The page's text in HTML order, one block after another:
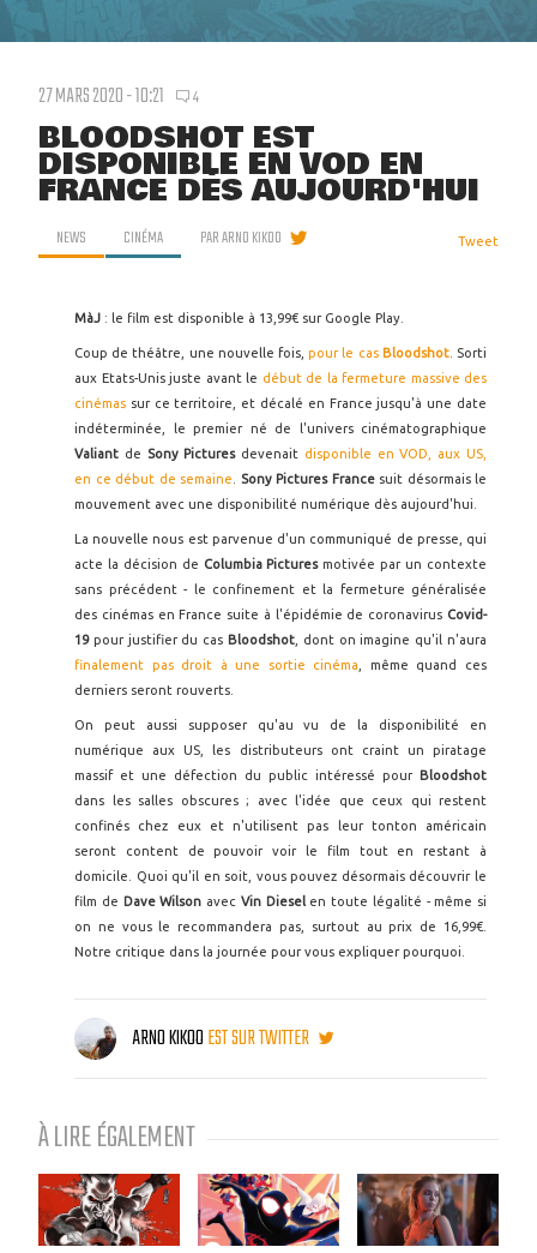
27 MARS 2020 - 10:21 4
BLOODSHOT EST
DISPONIBLE EN VOD EN
FRANCE DÈS AUJOURD'HUI
NEWS CINÉMA PARARNO KIKOO Tweet
MàJ : le film est disponible à 13,99€ sur Google Play.
Coup de théâtre, une nouvelle fois,pour le cas Bloodshot. Sorti
aux Etats-Unis juste avant le début de la fermeture massive des
cinémas sur ce territoire, et décalé en France jusqu'à une date
indéterminée, le premier né de l'univers cinématographique
Valiant de Sony Pictures devenait disponible en VOD, aux US,
en ce début de semaine
Sony Pictures France suit désormais le
mouvement avec une disponibilité numérique dès aujourd'hui.
La nouvelle nous est parvenue d'un communiqué de presse, qui
acte la décision de Columbia Picturesmotivée par un contexte
sans précédent - le confinement et la fermeture généralisée
des cinémas en France suite à l'épidémie de coronavirus Covid-
19 pour justifier du cas Bloodshot , dont on imagine qu'il n'aura
finalement pas droit à une sortie cinéma
, même quand ces
derniers seront rouverts.
On peut aussi supposer qu'au vu de la disponibilité en
numérique aux US, les distributeurs ont craint un piratage
massif et une défection du public intéressé pour Bloodshot
dans les salles obscures ; avec l'idée que ceux qui restent
confinés chez eux et n'utilisent pas leur tonton américain
seront content de pouvoir voir le film tout en restant à
domicile. Quoi qu'il en soit, vous pouvez désormais découvrir le
film de Dave Wilson avec Vin Diesel en toute légalité - même si
on ne vous le recommandera pas, surtout au prix de 16,99€.
Notre critique dans la journée pour vous expliquer pourquoi.
ARNO KIKOOEST SUR TWITTER
À LIRE ÉGALEMENT